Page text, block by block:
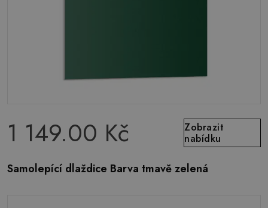
1 149.00 Kč
Zobrazit
nabídku
Samolepící dlaždice Barva tmavě zelená